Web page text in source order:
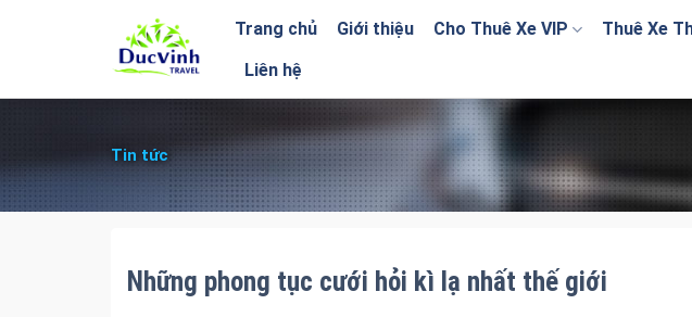
Trang chủ Giới thiệu Cho Thuê Xe VIP Thuê Xe
Liên hệ
Tin tức
Những phong tục cưới hỏi kì lạ nhất thế giới